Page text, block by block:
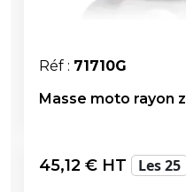
Réf : 71710G
Masse moto rayon
45,12 € HT Les 25